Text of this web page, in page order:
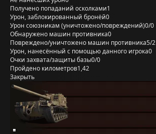
Получено попаданий осколками1
Урон, заблокированный бронёй0
Урон союзникам (уничтожено/повреждений)0/0
Обнаружено машин противника0
Повреждено/уничтожено машин противника5/2
Урон, нанесённый с помощью данного игрока0
Очки захвата/защиты базы0/0
Пройдено километров1,42
Закрыть